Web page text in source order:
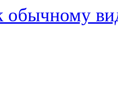
обычному